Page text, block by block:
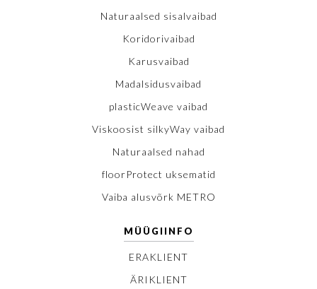
Naturaalsed sisalvaibad
Koridorivaibad
Karusvaibad
Madalsidusvaibad
plasticWeave vaibad
Viskoosist silkyWay vaibad
Naturaalsed nahad
floorProtect uksematid
Vaiba alusvõrk METRO
MÜÜGIINFO
ERAKLIENT
ÄRIKLIENT